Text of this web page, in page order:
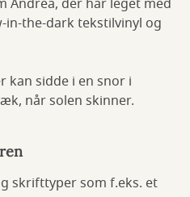
Andrea, der har leget med
in-the-dark tekstilvinyl og
kan sidde i en snor i
når solen skinner.
skrifttyper som f.eks. et